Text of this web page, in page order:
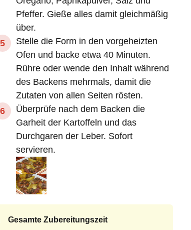
Pfeffer. Gieße alles damit gleichmäßig
über.
Stelle die Form in den vorgeheizten
Ofen und backe etwa 40 Minuten.
Rühre oder wende den Inhalt während
des Backens mehrmals, damit die
Zutaten von allen Seiten rösten.
Überprüfe nach dem Backen die
Garheit der Kartoffeln und das
Durchgaren der Leber. Sofort
servieren.
Gesamte Zubereitungszeit